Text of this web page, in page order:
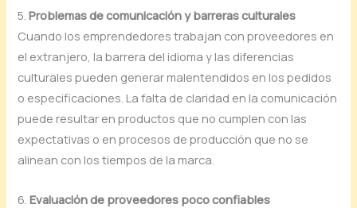
5.Problemas de comunicación y barreras culturales
Cuando los emprendedores trabajan con proveedores en
el extranjero, la barrera del idioma y las diferencias
culturales pueden generar malentendidos en los pedidos
o especificaciones. La falta de claridad en la comunicación
puede resultar en productos que no cumplen con las
expectativas o en procesos de producción que no se
alinean con los tiempos de la marca.
6.Evaluación de proveedores poco confiables